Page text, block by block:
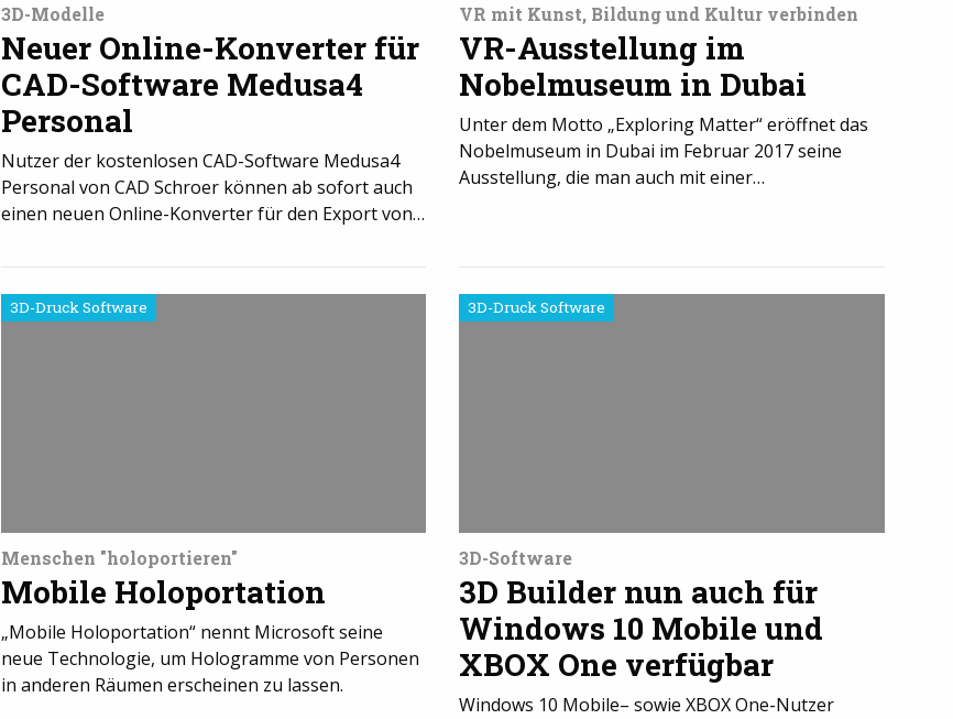
3D-Modelle
Neuer Online-Konverter für
CAD-Software Medusa4
Personal
Nutzer der kostenlosen CAD-Software Medusa4
Personal von CAD Schroer können ab sofort auch
einen neuen Online-Konverter für den Export von…
VR mit Kunst, Bildung und Kultur verbinden
VR-Ausstellung im
Nobelmuseum in Dubai
Unter dem Motto „Exploring Matter“ eröffnet das
Nobelmuseum in Dubai im Februar 2017 seine
Ausstellung, die man auch mit einer…
3D-Druck Software
Menschen "holoportieren"
Mobile Holoportation
„Mobile Holoportation“ nennt Microsoft seine
neue Technologie, um Hologramme von Personen
in anderen Räumen erscheinen zu lassen.
3D-Druck Software
3D-Software
3D Builder nun auch für
Windows 10 Mobile und
XBOX One verfügbar
Windows 10 Mobile– sowie XBOX One-Nutzer